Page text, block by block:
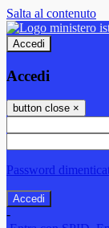
Salta al contenuto
Accedi
Accedi
button close ×
Password
-